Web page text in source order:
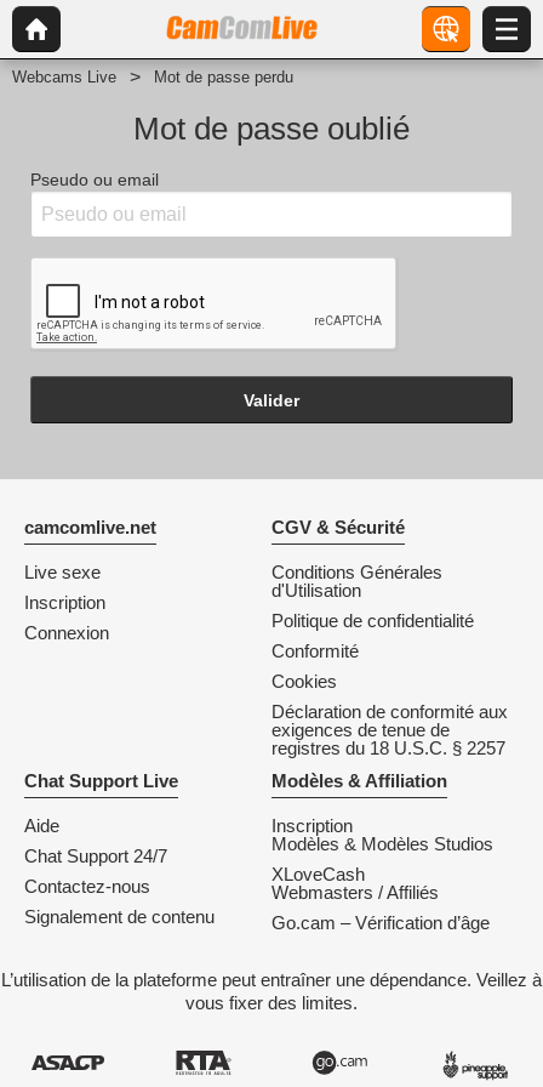
Webcams Live Mot de passe perdu
Mot de passe oublié
Pseudo ou email
Valider
camcomlive.net
Live sexe
Inscription
Connexion
CGV & Sécurité
Conditions Générales
d'Utilisation
Politique de confidentialité
Conformité
Cookies
Déclaration de conformité aux
exigences de tenue de
registres du 18 U.S.C. § 2257
Chat Support Live
Aide
Chat Support 24/7
Contactez-nous
Signalement de contenu
Modèles & Affiliation
Inscription
Modèles & Modèles Studios
XLoveCash
Webmasters / Affiliés
Go.cam – Vérification d’âge
L’utilisation de la plateforme peut entraîner une dépendance. Veillez à
vous fixer des limites.